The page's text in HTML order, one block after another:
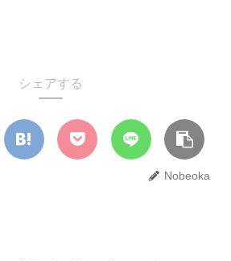
シェアする
Nobeoka